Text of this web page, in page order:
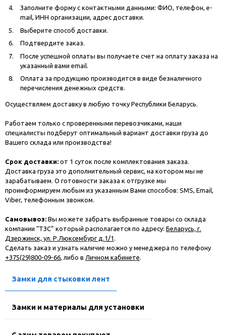
Заполните форму с контактными данными: ФИО, телефон, e-
mail, ИНН организации, адрес доставки.
Выберите способ доставки.
Подтвердите заказ.
После успешной оплаты вы получаете счет на оплату заказа на
указанный вами email.
Оплата за продукцию производится в виде безналичного
перечисления денежных средств.
Осуществляем доставку в любую точку Республики Беларусь.
Работаем только с проверенными перевозчиками, наши
специалисты подберут оптимальный вариант доставки груза до
Вашего склада или производства!
Срок доставки: от 1 суток после комплектования заказа.
Доставка груза это дополнительный сервис, на котором мы не
зарабатываем. О готовности заказа к отгрузке мы
проинформируем любым из указанным Вами способов: SMS, Email,
Viber, телефонным звонком.
Самовывоз: Вы можете забрать выбранные товары со склада
компании “ТЗС” который располагается по адресу: Беларусь, г.
Дзержинск, ул. Р.Люксембург д.1/1 .
Сделать заказ и узнать наличие можно у менеджера по телефону
+375(29)800-09-66, либо в Личном кабинете.
Замки для стыковки лент
Замки и материалы для установки